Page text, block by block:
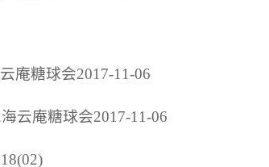
庵糖球会2017-11-06
云庵糖球会2017-11-06